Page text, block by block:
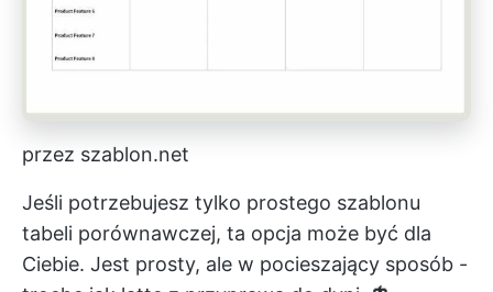
przez szablon.net
Jeśli potrzebujesz tylko prostego szablonu
tabeli porównawczej, ta opcja może być dla
Ciebie. Jest prosty, ale w pocieszający sposób -